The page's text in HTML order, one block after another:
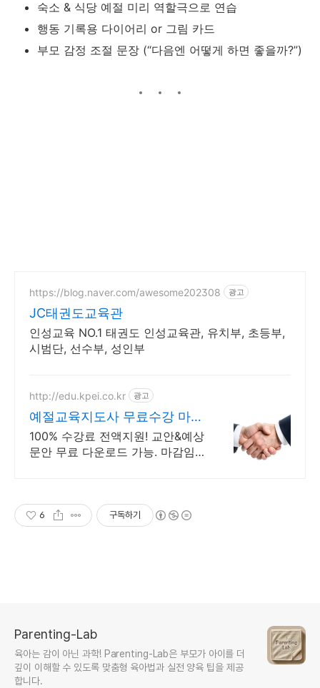
숙소 & 식당 예절 미리 역할극으로 연습
행동 기록용 다이어리 or 그림 카드
부모 감정 조절 문장 (“다음엔 어떻게 하면 좋을까?”)
https://blog.naver.com/awesome202308 광고
JC태권도교육관
인성교육 NO.1 태권도 인성교육관, 유치부, 초등부,
시범단, 선수부, 성인부
http://edu.kpei.co.kr 광고
예절교육지도사 무료수강 마감
임박
100% 수강료 전액지원! 교안&예상
문안 무료 다운로드 가능. 마감임
6 구독하기
Parenting-Lab
육아는 감이 아닌 과학! Parenting-Lab은 부모가 아이를 더
깊이 이해할 수 있도록 맞춤형 육아법과 실전 양육 팁을 제공
합니다.